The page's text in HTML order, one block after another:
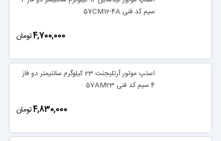
سیم کد فنی 57CM12-4A
‎4,700,000تومان
استپ موتور آرتلیجنت 23 کیلوگرم سانتیمتر دو فاز
4 سیم کد فنی 57AM23
‎4,830,000تومان